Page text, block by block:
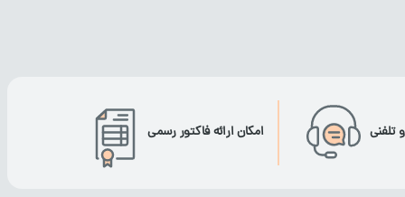
تلفنی امکان ارائه فاکتور رسمی